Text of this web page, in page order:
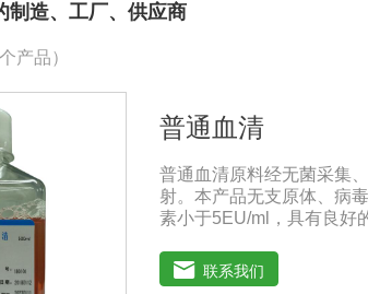
制造、工厂、供应商
产品）
普通血清
普通血清原料经无菌采集
射。本产品无支原体、病
素小于5EU/ml，具有良好
国兽药典》2020版质量
年注意事项：解冻：采
联系我们